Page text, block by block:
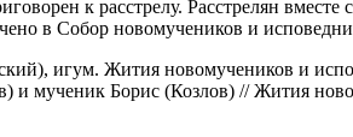
к расстрелу. Расстрелян
в Собор новомучеников и
игум. Жития новомучеников и
и мученик Борис (Козлов) // Жития